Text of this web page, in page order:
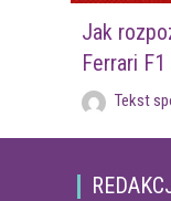
Jak
Ferrari
Tekst